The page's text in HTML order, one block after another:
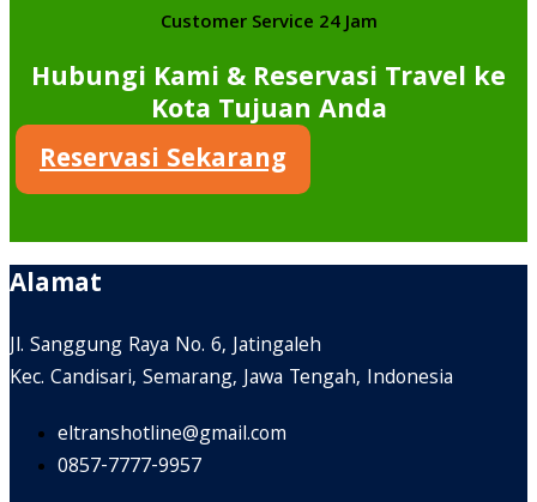
Customer Service 24 Jam
Hubungi Kami & Reservasi Travel ke
Kota Tujuan Anda
Reservasi Sekarang
Alamat
Jl. Sanggung Raya No. 6, Jatingaleh
Kec. Candisari, Semarang, Jawa Tengah, Indonesia
eltranshotline@gmail.com
0857-7777-9957